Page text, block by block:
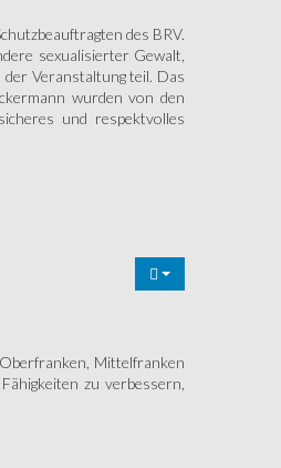
des BRV.
sexualisierter Gewalt,
Veranstaltung teil. Das
wurden von den
und respektvolles
Mittelfranken
zu verbessern,